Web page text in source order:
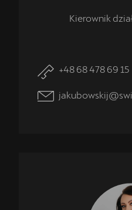
Kierownik
+48 68 478 69 15